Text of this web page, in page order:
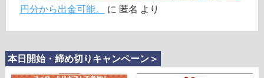
円分から出金可能。
に 匿名 より
本日開始・締め切りキャンペーン＞